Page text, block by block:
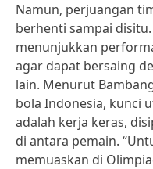
Namun, perjuangan
berhenti sampai
menunjukkan
agar dapat bersaing
lain. Menurut
bola Indonesia, kunci
adalah kerja keras,
di antara pemain.
memuaskan di